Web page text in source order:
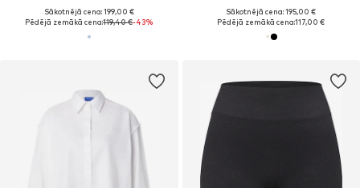
Sākotnējā cena: 199,00 €
Pēdējā zemākā cena:119,40 €-43%
Sākotnējā cena: 195,00 €
Pēdējā zemākā cena:117,00 €